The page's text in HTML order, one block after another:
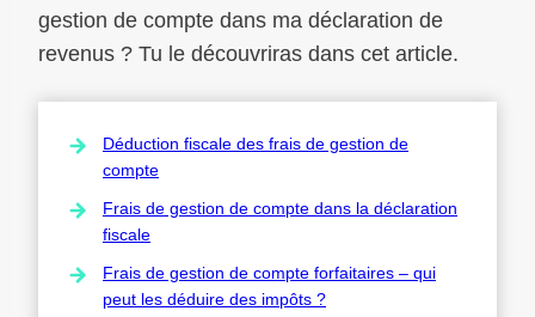
gestion de compte dans ma déclaration de
revenus ? Tu le découvriras dans cet article.
Déduction fiscale des frais de gestion de
compte
Frais de gestion de compte dans la déclaration
fiscale
Frais de gestion de compte forfaitaires – qui
peut les déduire des impôts ?